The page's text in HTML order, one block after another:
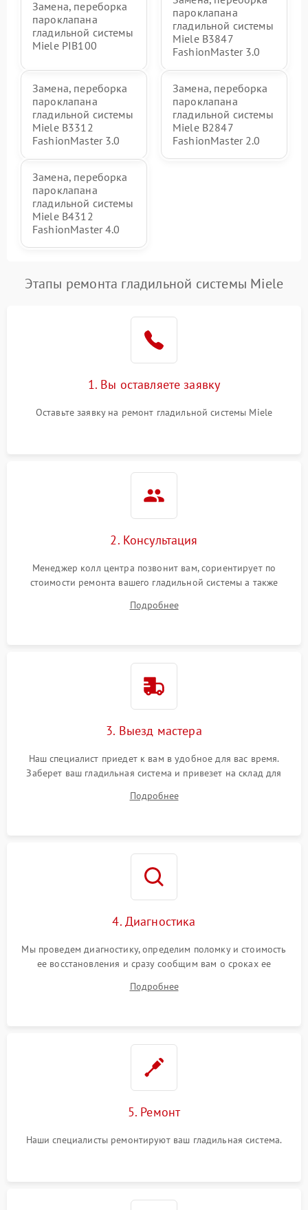
Замена, переборка
пароклапана
гладильной системы
Miele PIB100
пароклапана
гладильной системы
Miele B3847
FashionMaster 3.0
Замена, переборка
пароклапана
гладильной системы
Miele B3312
FashionMaster 3.0
Замена, переборка
пароклапана
гладильной системы
Miele B2847
FashionMaster 2.0
Замена, переборка
пароклапана
гладильной системы
Miele B4312
FashionMaster 4.0
Этапы ремонта гладильной системы Miele
1. Вы оставляете заявку
Оставьте заявку на ремонт гладильной системы Miele
2. Консультация
Менеджер колл центра позвонит вам, сориентирует по
стоимости ремонта вашего гладильной системы а также
Подробнее
3. Выезд мастера
Наш специалист приедет к вам в удобное для вас время.
Заберет ваш гладильная система и привезет на склад для
Подробнее
4. Диагностика
Мы проведем диагностику, определим поломку и стоимость
ее восстановления и сразу сообщим вам о сроках ее
Подробнее
5. Ремонт
Наши специалисты ремонтируют ваш гладильная система.